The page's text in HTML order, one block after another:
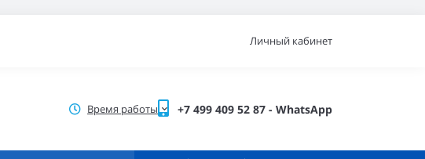
Личный кабинет
Время работы +7 499 409 52 87 - WhatsApp